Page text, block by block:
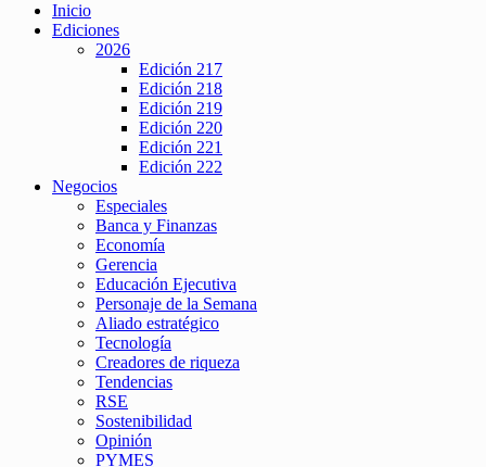
Inicio
Ediciones
2026
Edición 217
Edición 218
Edición 219
Edición 220
Edición 221
Edición 222
Negocios
Especiales
Banca y Finanzas
Economía
Gerencia
Educación Ejecutiva
Personaje de la Semana
Aliado estratégico
Tecnología
Creadores de riqueza
Tendencias
RSE
Sostenibilidad
Opinión
PYMES